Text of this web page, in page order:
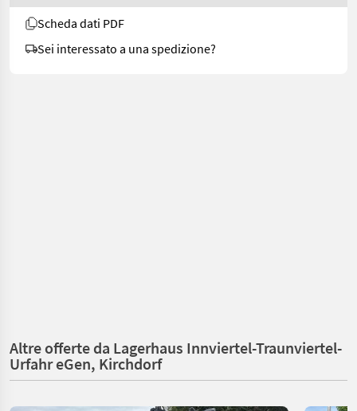
Scheda dati PDF
Sei interessato a una spedizione?
Altre offerte da Lagerhaus Innviertel-Traunviertel-
Urfahr eGen, Kirchdorf